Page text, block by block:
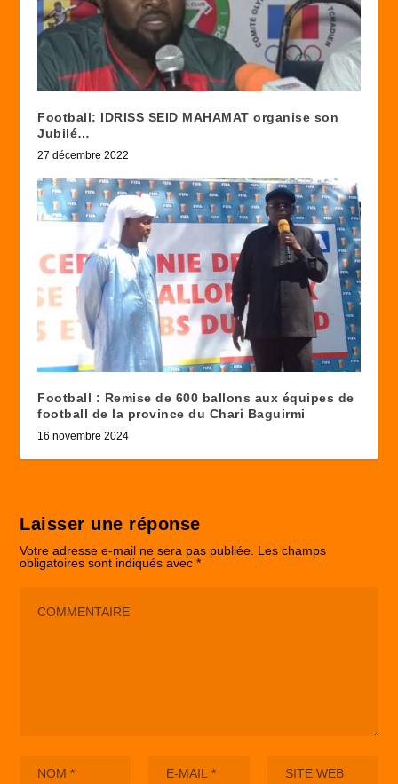
Football: IDRISS SEID MAHAMAT organise son
Jubilé…
27 décembre 2022
Football : Remise de 600 ballons aux équipes de
football de la province du Chari Baguirmi
16 novembre 2024
Laisser une réponse
Votre adresse e-mail ne sera pas publiée. Les champs
obligatoires sont indiqués avec*